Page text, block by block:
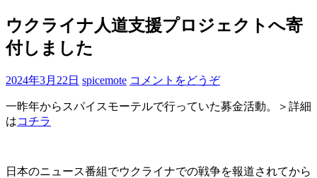
ウクライナ人道支援プロジェクトへ寄
付しました
2024年3月22日 spicemote コメントをどうぞ
一昨年からスパイスモーテルで行っていた募金活動。＞詳細
はコチラ
日本のニュース番組でウクライナでの戦争を報道されてから